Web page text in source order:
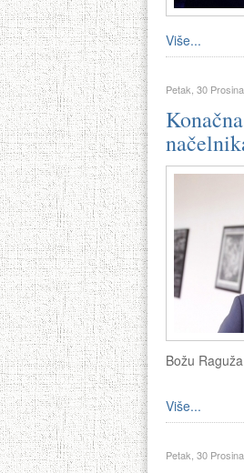
Više...
Petak, 30
Božu
Više...
Petak, 30